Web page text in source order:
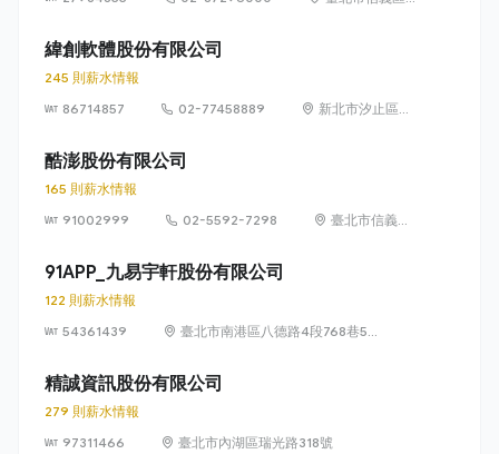
緯創軟體股份有限公司
245 則薪水情報
86714857
02-77458889
新北市汐止區新
酷澎股份有限公司
165 則薪水情報
91002999
02-5592-7298
臺北市信義區
91APP_九易宇軒股份有限公司
122 則薪水情報
54361439
臺北市南港區八德路4段768巷5號
精誠資訊股份有限公司
279 則薪水情報
97311466
臺北市內湖區瑞光路318號